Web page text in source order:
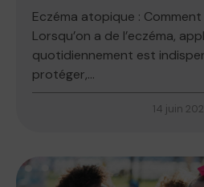
Eczéma atopique :
Lorsqu’on a de l’eczéma,
quotidiennement est
protéger,...
14 juin